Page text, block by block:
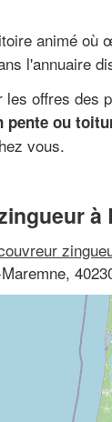
animé où
l'annuaire
les offres des
ou
vous.
à